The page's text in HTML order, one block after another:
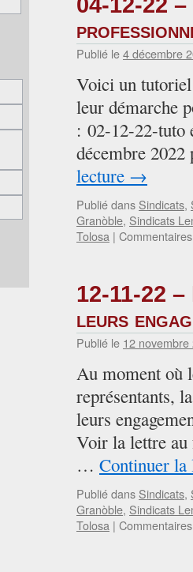
Publié le4 décembre
Voici un tutoriel
leur démarche
: 02-12-22-tuto
décembre
lecture →
Publié dans Sindicats,
Granòble, Sindicats
Tolosa |
12-11-22
leurs
Publié le 12 novembre
Au moment où
représentants,
leurs
Voir la lettre
… Continuer
Publié dans Sindicats,
Granòble, Sindicats
Tolosa |